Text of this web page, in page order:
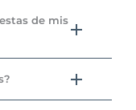
de mis